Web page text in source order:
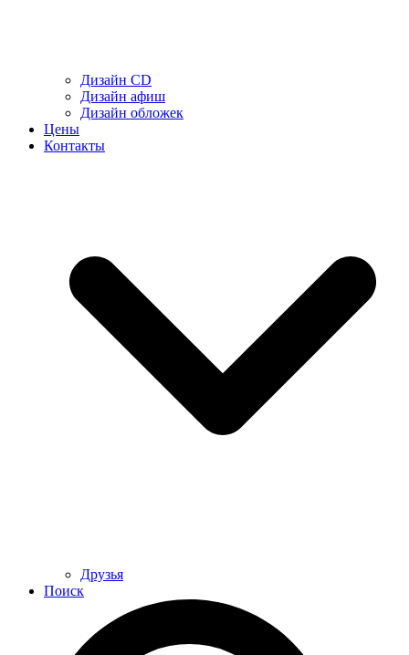
Дизайн CD
Дизайн афиш
Дизайн обложек
Цены
Контакты
Друзья
Поиск